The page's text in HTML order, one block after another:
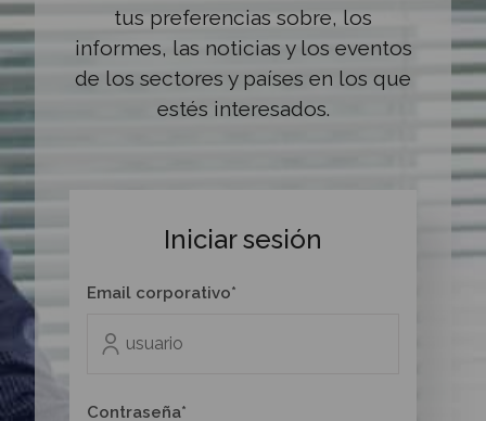
tus preferencias sobre, los
informes, las noticias y los eventos
de los sectores y países en los que
estés interesados.
Iniciar sesión
Email corporativo*
Contraseña*